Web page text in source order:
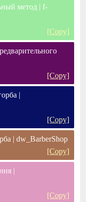
метод | f-
[Copy]
[Copy]
|
[Copy]
| dw_BarberShop
[Copy]
|
[Copy]